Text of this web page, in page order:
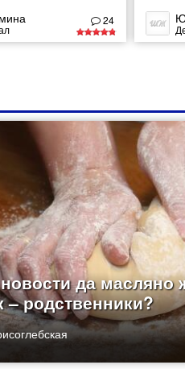
24
да масляно
– родственники?